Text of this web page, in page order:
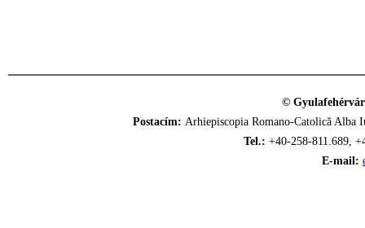
©
Postacím: Arhiepiscopia Romano-Catolică
Tel.: +40-258-811.689,
E-mail: